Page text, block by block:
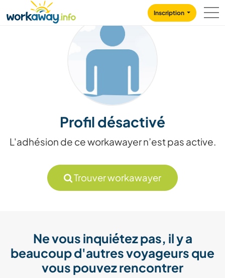
CONTENT
MAIN NAVIGATION
Inscription
Profil désactivé
L'adhésion de ce workawayer n’est pas active.
Trouver workawayer
Ne vous inquiétez pas, il y a
beaucoup d'autres voyageurs que
vous pouvez rencontrer